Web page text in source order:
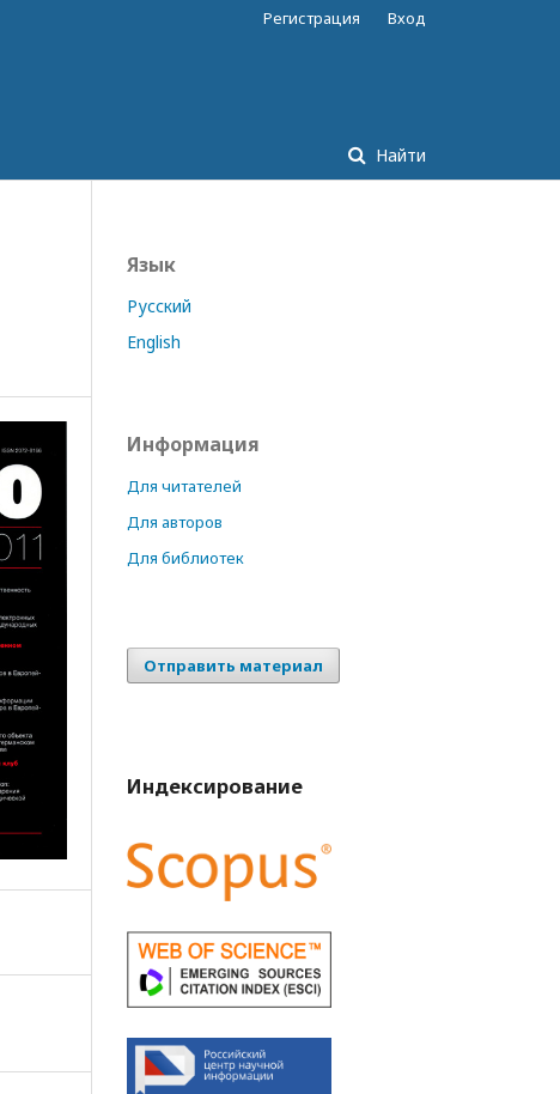
Найти
Регистрация Вход
Язык
Русский
English
Информация
Для читателей
Для авторов
Для библиотек
Отправить материал
Индексирование